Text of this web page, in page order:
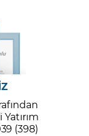
(398)